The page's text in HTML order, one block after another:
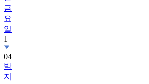
금
요
일
1
04
박
지